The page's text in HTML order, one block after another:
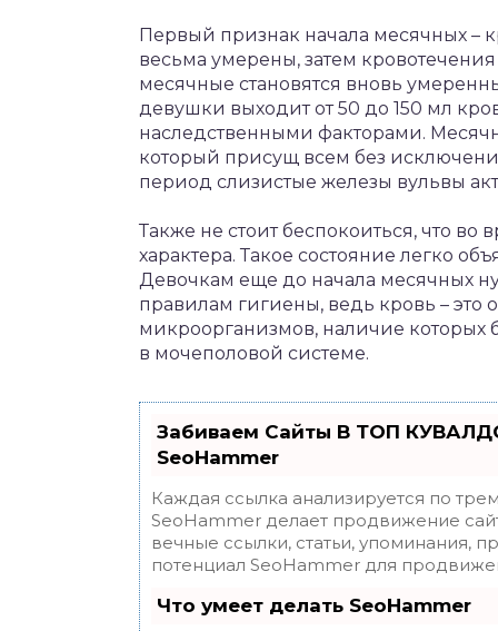
Первый признак начала месячных –
весьма умерены, затем
месячные становятся вновь
девушки выходит от 50 до 150 мл
наследственными факторами.
который присущ всем без
период слизистые железы вульвы
Также не стоит беспокоиться, что
характера. Такое состояние легко
Девочкам еще до начала месячных
правилам гигиены, ведь кровь – это
микроорганизмов, наличие которых
в мочеполовой системе.
Забиваем Сайты В ТОП
SeoHammer
Каждая ссылка анализируется по
SeoHammer делает продвижение
вечные ссылки, статьи, упоминания,
потенциал SeoHammer для
Что умеет делать SeoHammer